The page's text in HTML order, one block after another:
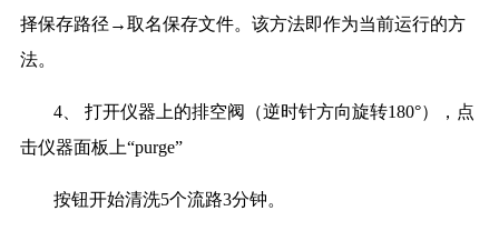
择保存路径→取名保存文件。该方法即作为当前运行的方
法。
4、 打开仪器上的排空阀（逆时针方向旋转180°），点
击仪器面板上“purge”
按钮开始清洗5个流路3分钟。